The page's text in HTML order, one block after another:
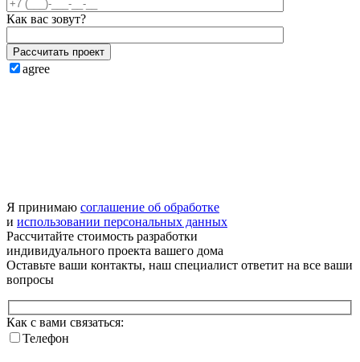
Как вас зовут?
Рассчитать проект
agree
Я принимаю соглашение об обработке
и использовании персональных данных
Рассчитайте стоимость разработки
индивидуального проекта вашего дома
Оставьте ваши контакты, наш специалист ответит на все ваши
вопросы
Как с вами связаться:
Телефон